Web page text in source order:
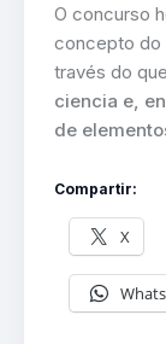
O concurso
concepto do
través do
ciencia e,
de
Compartir:
X